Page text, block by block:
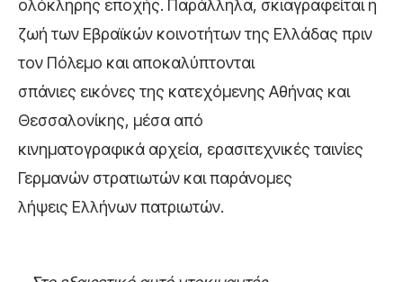
ολόκληρης εποχής. Παράλληλα, σκιαγραφείται η
ζωή των Εβραϊκών κοινοτήτων της Ελλάδας πριν
τον Πόλεμο και αποκαλύπτονται
σπάνιες εικόνες της κατεχόμενης Αθήνας και
Θεσσαλονίκης, μέσα από
κινηματογραφικά αρχεία, ερασιτεχνικές ταινίες
Γερμανών στρατιωτών και παράνομες
λήψεις Ελλήνων πατριωτών.